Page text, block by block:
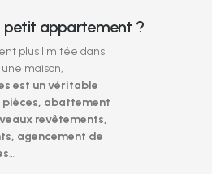
petit appartement ?
plus limitée dans
maison,
est un véritable
abattement
revêtements,
agencement de
…